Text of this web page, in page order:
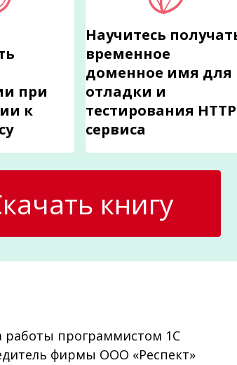
при
к
Научитесь
временное
доменное имя для
отладки и
тестирования
сервиса
книгу
работы программистом 1С
фирмы ООО «Респект»